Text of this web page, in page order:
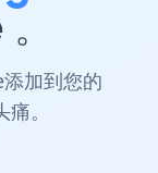
加到您的
。